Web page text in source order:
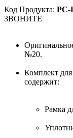
Код Продукта: PC-
ЗВОНИТЕ
№20.
Комплект
содержит:
Рамка